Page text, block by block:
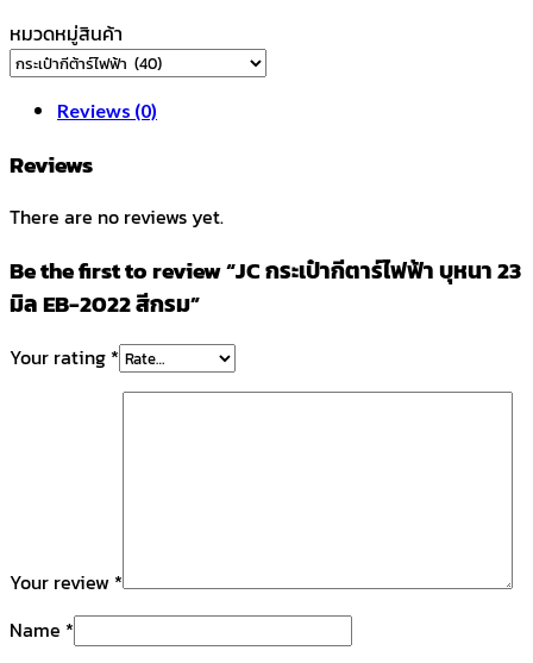
หมวดหมู่สินค้า
Reviews (0)
Reviews
There are no reviews yet.
Be the first to review “JC กระเป๋ากีตาร์ไฟฟ้า บุหนา 23
มิล EB-2022 สีกรม”
Your rating *
Your review *
Name *